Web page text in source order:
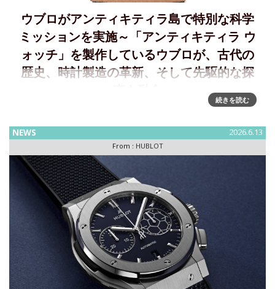
ウブロがアンティキティラ島で特別な科学
ミッションを実施～「アンティキティラ ウ
ォッチ」を製作しているウブロが、古代の
歴史、時計製造の革新、そして先駆的な探
そして先駆的な探査を融合ウブロは、科学研究、イノベーシ
ョン、遺産保護へのコミットメントの一環として、スイスの
コンテンツクリエーターであるアニル・ブランカレオーニと
提携し、ギリシャのア
続きを読む
NEWS 2026.6.13
From : HUBLOT